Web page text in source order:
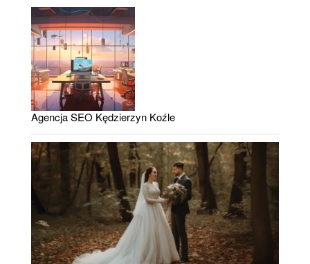
Agencja SEO Kędzierzyn Koźle